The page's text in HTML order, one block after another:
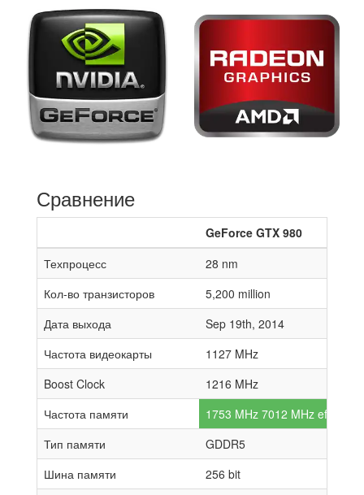
Сравнение
GeForce GTX 980
Техпроцесс
28 nm
Кол-во транзисторов
5,200 million
Дата выхода
Sep 19th, 2014
Частота видеокарты
1127 MHz
Boost Clock
1216 MHz
Частота памяти
1753 MHz 7012 MHz effective
Тип памяти
GDDR5
Шина памяти
256 bit